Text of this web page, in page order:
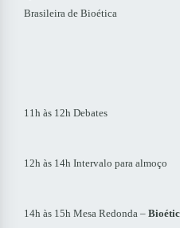
Brasileira de Bioética
11h às 12h Debates
12h às 14h Intervalo para almoço
14h às 15h Mesa Redonda –